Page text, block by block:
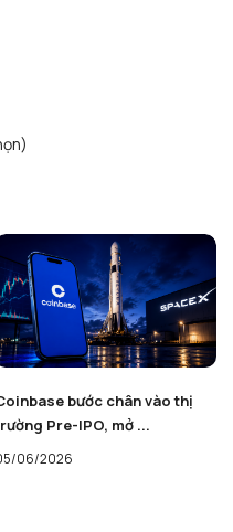
bước chân vào thị
Pre-IPO, mở ...
06/2026